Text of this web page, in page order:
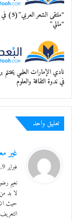
جانب من الجلسة
2022
جلسة فنية
“ملتقى
“مالي”
نادي الإمارات العلمي يختتم
في ندوة الثقافة والعلوم
تعليق واحد
ي
ق
ل
غير
فبراير 9, 2022 الساعة 10:58 ص
نعيم
لا بد
حيث
التعريف